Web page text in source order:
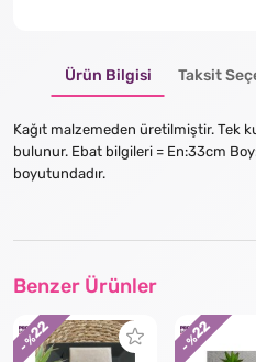
Ürün Bilgisi Taksit
Kağıt malzemeden üretilmiştir. Tek
bulunur. Ebat bilgileri = En:33cm
boyutundadır.
Benzer Ürünler
- %
22
- %
22